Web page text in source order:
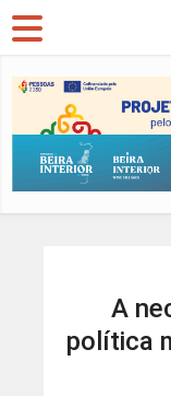
A
política